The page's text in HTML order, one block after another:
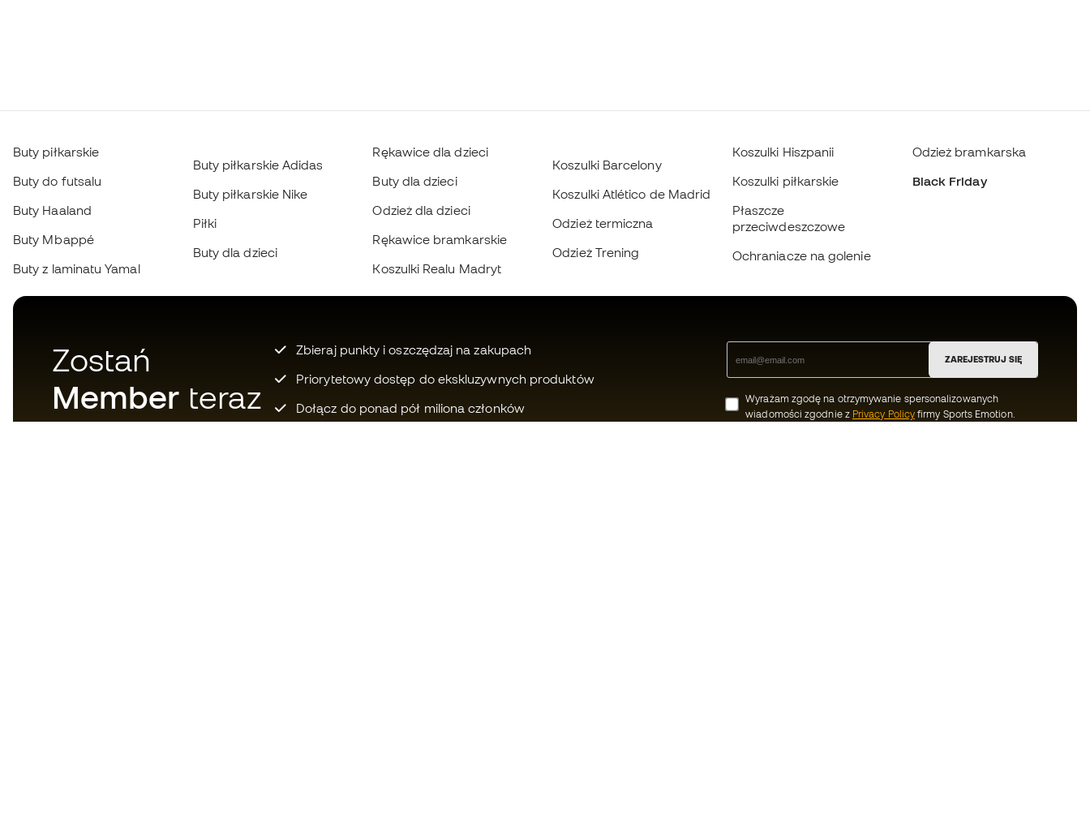
Buty piłkarskie
Buty do futsalu
Buty Haaland
Buty Mbappé
Buty z laminatu Yamal
Buty piłkarskie Adidas
Buty piłkarskie Nike
Piłki
Buty dla dzieci
Rękawice dla dzieci
Buty dla dzieci
Odzież dla dzieci
Rękawice bramkarskie
Koszulki Realu Madryt
Koszulki Barcelony
Koszulki Atlético de Madrid
Odzież termiczna
Odzież Trening
Koszulki Hiszpanii
Koszulki piłkarskie
Płaszcze
przeciwdeszczowe
Ochraniacze na golenie
Odzież bramkarska
Black Friday
Zostań
Member teraz
Zbieraj punkty i oszczędzaj na zakupach
Priorytetowy dostęp do ekskluzywnych produktów
Dołącz do ponad pół miliona członków
ZAREJESTRUJ SIĘ
Wyrażam zgodę na otrzymywanie spersonalizowanych
wiadomości zgodnie z Privacy Policyfirmy Sports Emotion.